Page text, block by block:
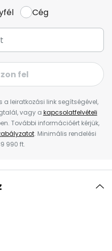
Cég
fel
a leiratkozási link segítségével,
vagy a kapcsolatfelvételi
További információért kérjük,
. Minimális rendelési
990 ft.